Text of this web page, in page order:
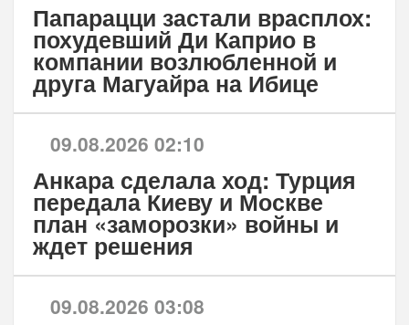
Папарацци застали врасплох:
похудевший Ди Каприо в
компании возлюбленной и
друга Магуайра на Ибице
09.08.2026 02:10
Анкара сделала ход: Турция
передала Киеву и Москве
план «заморозки» войны и
ждет решения
09.08.2026 03:08